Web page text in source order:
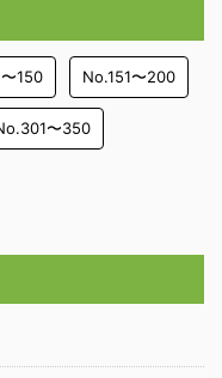
150 No.151〜200
〜350